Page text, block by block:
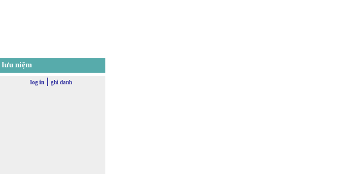
lưu niệm
log in| ghi danh